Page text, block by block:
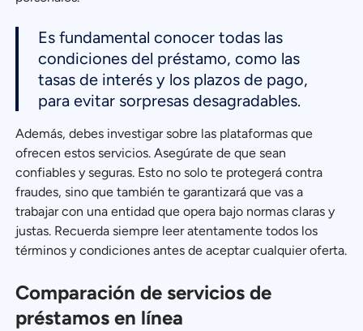
Es fundamental conocer todas las
condiciones del préstamo, como las
tasas de interés y los plazos de pago,
para evitar sorpresas desagradables.
Además, debes investigar sobre las plataformas que
ofrecen estos servicios. Asegúrate de que sean
confiables y seguras. Esto no solo te protegerá contra
fraudes, sino que también te garantizará que vas a
trabajar con una entidad que opera bajo normas claras y
justas. Recuerda siempre leer atentamente todos los
términos y condiciones antes de aceptar cualquier oferta.
Comparación de servicios de
préstamos en línea